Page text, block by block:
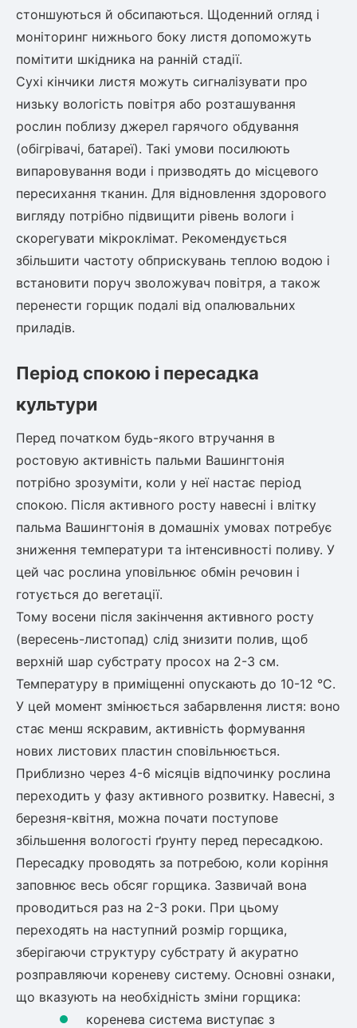
стоншуються й обсипаються. Щоденний огляд і
моніторинг нижнього боку листя допоможуть
помітити шкідника на ранній стадії.
Сухі кінчики листя можуть сигналізувати про
низьку вологість повітря або розташування
рослин поблизу джерел гарячого обдування
(обігрівачі, батареї). Такі умови посилюють
випаровування води і призводять до місцевого
пересихання тканин. Для відновлення здорового
вигляду потрібно підвищити рівень вологи і
скорегувати мікроклімат. Рекомендується
збільшити частоту обприскувань теплою водою і
встановити поруч зволожувач повітря, а також
перенести горщик подалі від опалювальних
приладів.
Період спокою і пересадка
культури
Перед початком будь-якого втручання в
ростовую активність пальми Вашингтонія
потрібно зрозуміти, коли у неї настає період
спокою. Після активного росту навесні і влітку
пальма Вашингтонія в домашніх умовах потребує
зниження температури та інтенсивності поливу. У
цей час рослина уповільнює обмін речовин і
готується до вегетації.
Тому восени після закінчення активного росту
(вересень-листопад) слід знизити полив, щоб
верхній шар субстрату просох на 2-3 см.
Температуру в приміщенні опускають до 10-12 °C.
У цей момент змінюється забарвлення листя: воно
стає менш яскравим, активність формування
нових листових пластин сповільнюється.
Приблизно через 4-6 місяців відпочинку рослина
переходить у фазу активного розвитку. Навесні, з
березня-квітня, можна почати поступове
збільшення вологості ґрунту перед пересадкою.
Пересадку проводять за потребою, коли коріння
заповнює весь обсяг горщика. Зазвичай вона
проводиться раз на 2-3 роки. При цьому
переходять на наступний розмір горщика,
зберігаючи структуру субстрату й акуратно
розправляючи кореневу систему. Основні ознаки,
що вказують на необхідність зміни горщика:
коренева система виступає з